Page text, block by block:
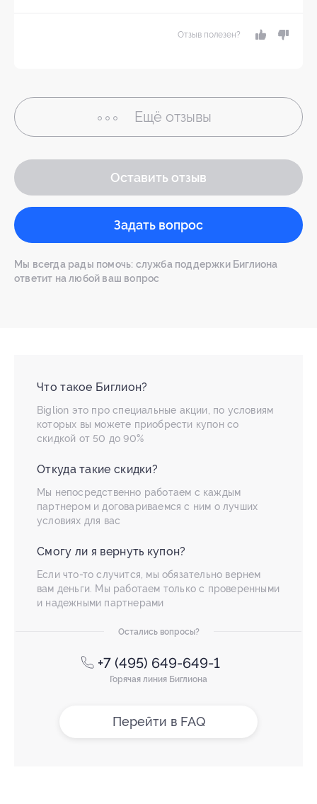
Отзыв полезен?
Ещё отзывы
Оставить отзыв
Задать вопрос
Мы всегда рады помочь: служба поддержки Биглиона
ответит на любой ваш вопрос
Что такое Биглион?
Biglion это про специальные акции, по условиям
которых вы можете приобрести купон со
скидкой от 50 до 90%
Откуда такие скидки?
Мы непосредственно работаем с каждым
партнером и договариваемся с ним о лучших
условиях для вас
Смогу ли я вернуть купон?
Если что-то случится, мы обязательно вернем
вам деньги. Мы работаем только с проверенными
и надежными партнерами
Остались вопросы?
+7 (495) 649-649-1
Горячая линия Биглиона
Перейти в FAQ